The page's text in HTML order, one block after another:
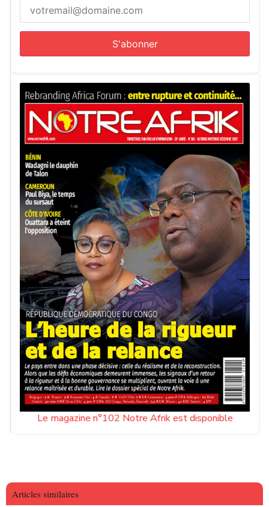
Le magazine n°102 Notre Afrik est disponible
Articles similaires